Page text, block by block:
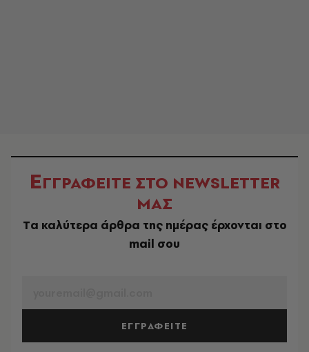
ΕΓΓΡΑΦΕΙΤΕ ΣΤΟ NEWSLETTER
ΜΑΣ
Tα καλύτερα άρθρα της ημέρας έρχονται στο
mail σου
ΕΓΓΡΑΦΕΙΤΕ